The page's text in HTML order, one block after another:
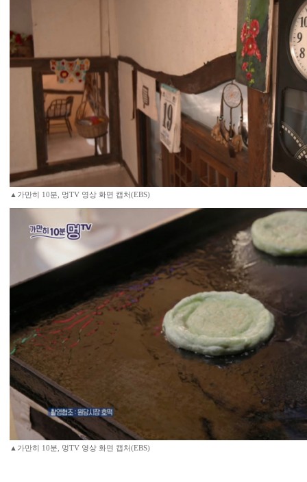
▲가만히 10분, 멍TV 영상 화면 캡처(EBS)
▲가만히 10분, 멍TV 영상 화면 캡처(EBS)